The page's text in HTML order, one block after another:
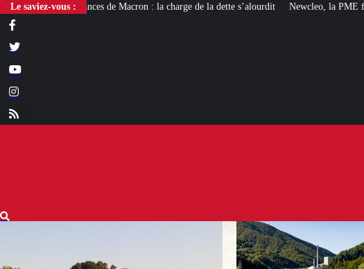
Le saviez-vous :
: la charge de la dette s’alourdit Newcleo, la PME franco-italienne qui mise sur